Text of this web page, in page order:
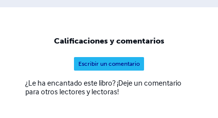
Calificaciones y comentarios
Escribir un comentario
¿Le ha encantado este libro? ¡Deje un comentario
para otros lectores y lectoras!